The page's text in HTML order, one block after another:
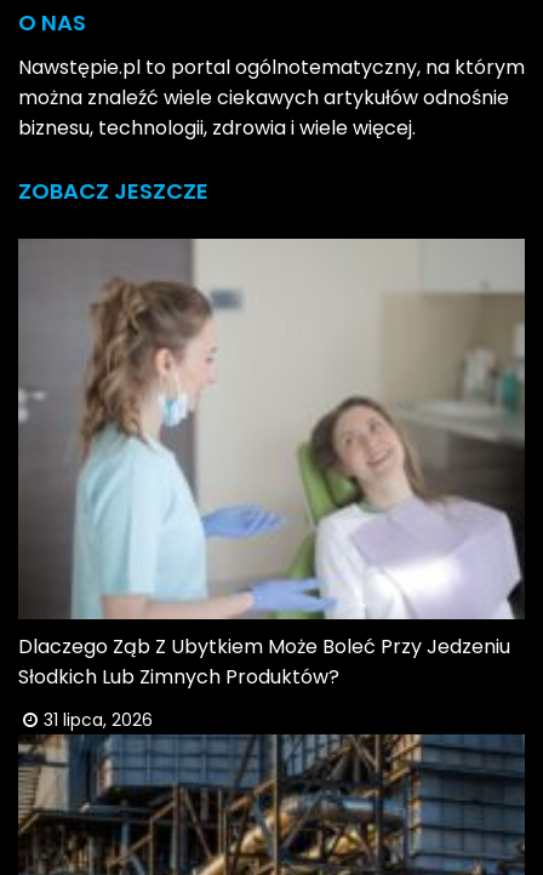
O NAS
Nawstępie.pl to portal ogólnotematyczny, na którym
można znaleźć wiele ciekawych artykułów odnośnie
biznesu, technologii, zdrowia i wiele więcej.
ZOBACZ JESZCZE
Dlaczego Ząb Z Ubytkiem Może Boleć Przy Jedzeniu
Słodkich Lub Zimnych Produktów?
31 lipca, 2026